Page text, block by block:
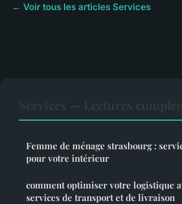
← Voir tous les articles Services
Femme de ménage strasbourg :
pour votre intérieur
comment optimiser votre logistique
services de transport et de livraison